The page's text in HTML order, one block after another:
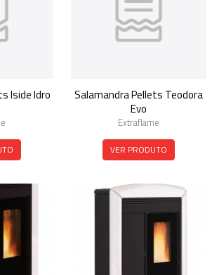
Iside Idro
Salamandra Pellets Teodora
Evo
Extraflame
VER PRODUTO